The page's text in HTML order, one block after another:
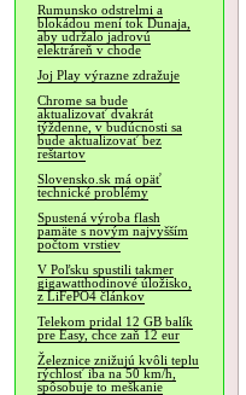
Rumunsko odstrelmi a
blokádou mení tok Dunaja,
aby udržalo jadrovú
elektráreň v chode
Joj Play výrazne zdražuje
Chrome sa bude
aktualizovať dvakrát
týždenne, v budúcnosti sa
bude aktualizovať bez
reštartov
Slovensko.sk má opäť
technické problémy
Spustená výroba flash
pamäte s novým najvyšším
počtom vrstiev
V Poľsku spustili takmer
gigawatthodinové úložisko,
z LiFePO4 článkov
Telekom pridal 12 GB balík
pre Easy, chce zaň 12 eur
Železnice znižujú kvôli teplu
rýchlosť iba na 50 km/h,
spôsobuje to meškanie